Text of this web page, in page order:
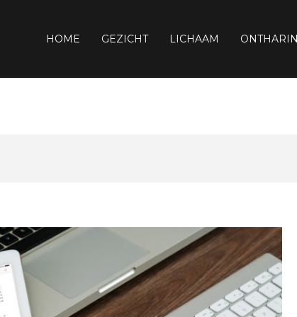
HOME GEZICHT LICHAAM